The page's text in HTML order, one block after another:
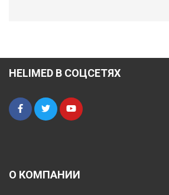
HELIMED В СОЦСЕТЯХ
О КОМПАНИИ